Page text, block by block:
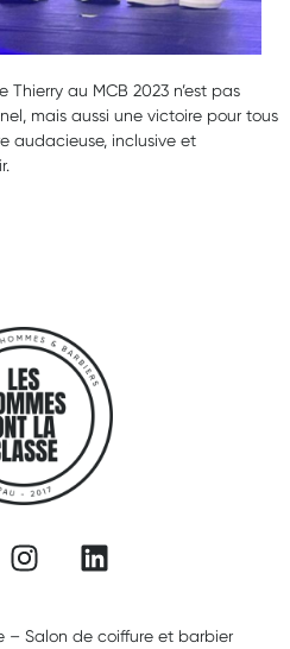
au MCB 2023 n’est pas
mais aussi une victoire pour tous
audacieuse, inclusive et
– Salon de coiffure et barbier